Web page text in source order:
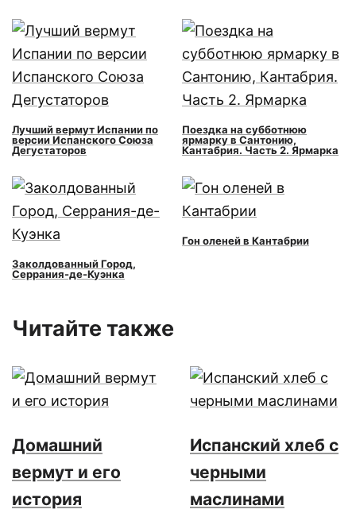
Лучший вермут Испании по
версии Испанского Союза
Дегустаторов
Поездка на субботнюю
ярмарку в Сантонию,
Кантабрия. Часть 2. Ярмарка
Заколдованный Город,
Серрания-де-Куэнка
Гон оленей в Кантабрии
Читайте также
Домашний
вермут и его
история
Испанский хлеб с
черными
маслинами